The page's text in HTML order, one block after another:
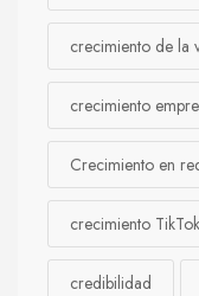
crecimiento de la
crecimiento
Crecimiento en
crecimiento TikTok
credibilidad